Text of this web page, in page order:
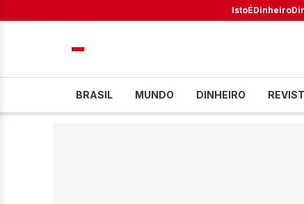
IstoÉDinheiro
BRASIL MUNDO DINHEIRO